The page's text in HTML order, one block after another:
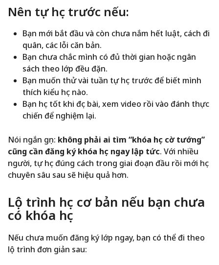
Nên tự học trước nếu:
Bạn mới bắt đầu và còn chưa nắm hết luật, cách đi
quân, các lỗi căn bản.
Bạn chưa chắc mình có đủ thời gian hoặc ngân
sách theo lớp đều đặn.
Bạn muốn thử vài tuần tự học trước để biết mình
thích kiểu học nào.
Bạn học tốt khi đọc bài, xem video rồi vào đánh thực
chiến để nghiệm lại.
Nói ngắn gọn: không phải ai tìm “khóa học cờ tướng”
cũng cần đăng ký khóa học ngay lập tức. Với nhiều
người, tự học đúng cách trong giai đoạn đầu rồi mới học
chuyên sâu sau sẽ hiệu quả hơn.
Lộ trình học cơ bản nếu bạn chưa
có khóa học
Nếu chưa muốn đăng ký lớp ngay, bạn có thể đi theo
lộ trình đơn giản sau: